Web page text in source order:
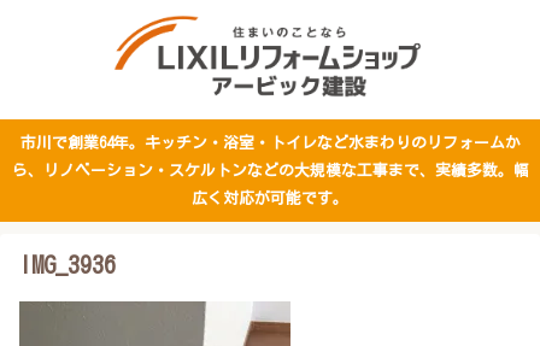
市川で創業64年。キッチン・浴室・トイレなど水まわりのリフォームか
ら、リノベーション・スケルトンなどの大規模な工事まで、実績多数。幅
広く対応が可能です。
IMG_3936